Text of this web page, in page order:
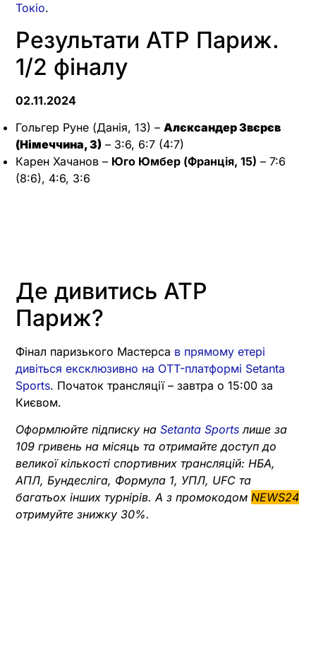
Токіо.
Результати ATP Париж.
1/2 фіналу
02.11.2024
Гольгер Руне (Данія, 13) – Алєксандер Звєрєв
(Німеччина, 3) – 3:6, 6:7 (4:7)
Карен Хачанов – Юго Юмбер (Франція, 15) – 7:6
(8:6), 4:6, 3:6
Де дивитись ATP
Париж?
Фінал паризького Мастерса в прямому етері
дивіться ексклюзивно на OTT-платформі Setanta
Sports. Початок трансляції – завтра о 15:00 за
Києвом.
Оформлюйте підписку на Setanta Sports лише за
109 гривень на місяць та отримайте доступ до
великої кількості спортивних трансляцій: НБА,
АПЛ, Бундесліга, Формула 1, УПЛ, UFC та
багатьох інших турнірів. А з промокодом NEWS24
отримуйте знижку 30%.